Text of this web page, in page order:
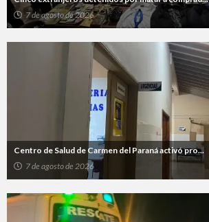
7 de agosto de 2026
Centro de Salud de Carmen del Paraná activó pro...
7 de agosto de 2026